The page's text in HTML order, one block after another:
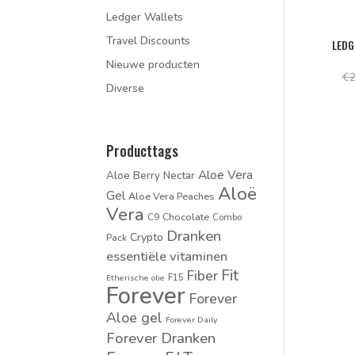
Ledger Wallets
Travel Discounts
Nieuwe producten
Diverse
Producttags
Aloe Berry Nectar Aloe Vera
Gel Aloe Vera Peaches Aloë
Vera C9 Chocolate Combo
Pack Crypto Dranken
essentiële vitaminen
Etherische olie F15 Fiber Fit
Forever Forever
Aloe gel Forever Daily
Forever Dranken
€